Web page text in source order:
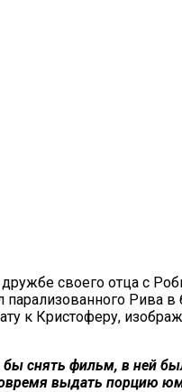
своего отца с
Рива в
к Кристоферу,
снять фильм, в ней
выдать порцию